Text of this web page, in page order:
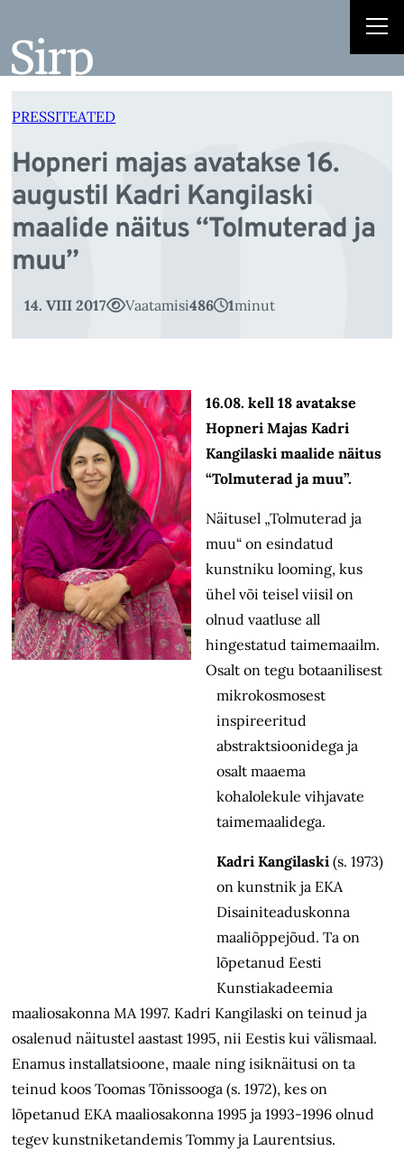
juurde
PRESSITEATED
Hopneri majas avatakse 16.
augustil Kadri Kangilaski
maalide näitus “Tolmuterad ja
muu”
14. VIII 2017 Vaatamisi486 1minut
16.08. kell 18 avatakse
Hopneri Majas Kadri
Kangilaski maalide näitus
“Tolmuterad ja muu”.
Näitusel „Tolmuterad ja
muu“ on esindatud
kunstniku looming, kus
ühel või teisel viisil on
olnud vaatluse all
hingestatud taimemaailm.
Osalt on tegu botaanilisest
mikrokosmosest
inspireeritud
abstraktsioonidega ja
osalt maaema
kohalolekule vihjavate
taimemaalidega.
Kadri Kangilaski (s. 1973)
on kunstnik ja EKA
Disainiteaduskonna
maaliõppejõud. Ta on
lõpetanud Eesti
Kunstiakadeemia
maaliosakonna MA 1997. Kadri Kangilaski on teinud ja
osalenud näitustel aastast 1995, nii Eestis kui välismaal.
Enamus installatsioone, maale ning isiknäitusi on ta
teinud koos Toomas Tõnissooga (s. 1972), kes on
lõpetanud EKA maaliosakonna 1995 ja 1993-1996 olnud
tegev kunstniketandemis Tommy ja Laurentsius.